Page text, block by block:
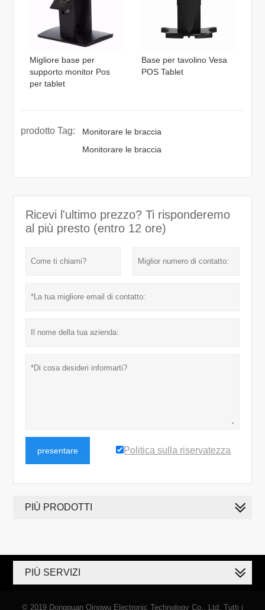
Migliore base per
supporto monitor Pos
per tablet
Base per tavolino Vesa
POS Tablet
prodotto Tag:
Monitorare le braccia
Monitorare le braccia
Ricevi l'ultimo prezzo? Ti risponderemo
al più presto (entro 12 ore)
presentare Politica sulla riservatezza
PIÙ PRODOTTI
PIÙ SERVIZI
© 2019 Dongguan Qingwu Electronic Technology Co., Ltd. Tutti i